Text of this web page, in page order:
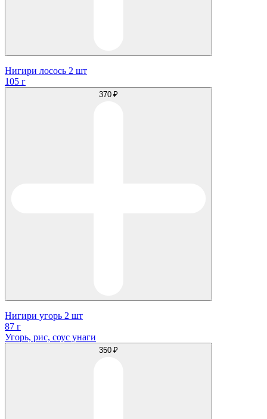
Нигири лосось 2 шт
105 г
370 ₽
Нигири угорь 2 шт
87 г
Угорь, рис, соус унаги
350 ₽